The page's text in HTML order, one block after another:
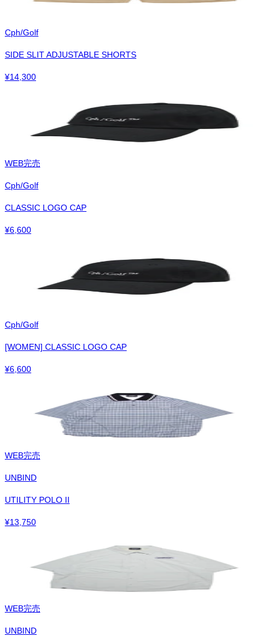
Cph/Golf
SIDE SLIT ADJUSTABLE SHORTS
¥14,300
WEB完売
Cph/Golf
CLASSIC LOGO CAP
¥6,600
Cph/Golf
[WOMEN] CLASSIC LOGO CAP
¥6,600
WEB完売
UNBIND
UTILITY POLO II
¥13,750
WEB完売
UNBIND